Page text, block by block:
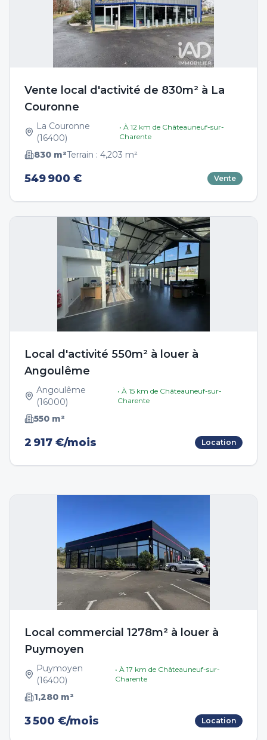
Vente local d'activité de 830m² à La
Couronne
La Couronne
(16400)
• À12 km de Châteauneuf-sur-
Charente
830 m²Terrain : 4,203 m²
549 900 € Vente
Local d'activité 550m² à louer à
Angoulême
Angoulême
(16000)
• À15 km de Châteauneuf-sur-
Charente
550 m²
2 917 €/mois Location
Local commercial 1278m² à louer à
Puymoyen
Puymoyen
(16400)
• À17 km de Châteauneuf-sur-
Charente
1,280 m²
3 500 €/mois Location